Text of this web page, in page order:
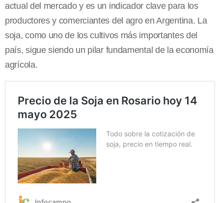
actual del mercado y es un indicador clave para los
productores y comerciantes del agro en Argentina. La
soja, como uno de los cultivos más importantes del
país, sigue siendo un pilar fundamental de la economía
agrícola.